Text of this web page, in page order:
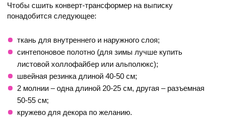
Чтобы сшить конверт-трансформер на выписку
понадобится следующее:
ткань для внутреннего и наружного слоя;
синтепоновое полотно (для зимы лучше купить
листовой холлофайбер или альполюкс);
швейная резинка длиной 40-50 см;
2 молнии – одна длиной 20-25 см, другая – разъемная
50-55 см;
кружево для декора по желанию.